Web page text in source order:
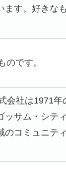
ます。好きな
のです。
会社は1971
ッサム・シテ
のコミュニテ